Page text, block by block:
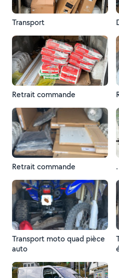
Transport
Retrait commande
Retrait commande .
Transport moto quad pièce
auto